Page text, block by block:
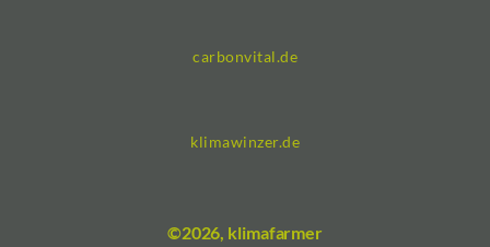
carbonvital.de
klimawinzer.de
©2026, klimafarmer